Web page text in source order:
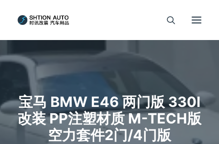
宝马 BMW E46 两门版 330I
改装 PP注塑材质 M-TECH版
空力套件2门/4门版